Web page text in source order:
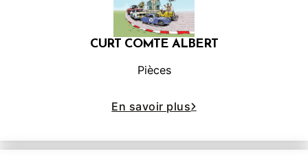
CURT COMTE ALBERT
Pièces
En savoir plus